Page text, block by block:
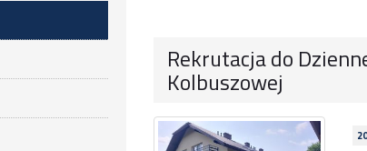
Rekrutacja do
Kolbuszowej